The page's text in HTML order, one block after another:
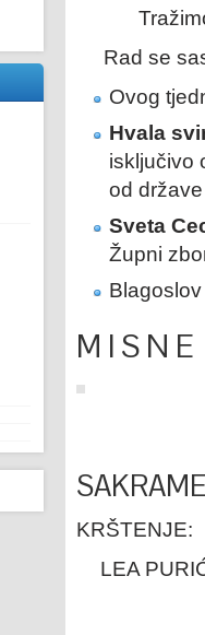
Rad se
Ovog
Hvala
isključivo
od
Sveta
Župni
M I S N
KRŠTENJE:
LEA